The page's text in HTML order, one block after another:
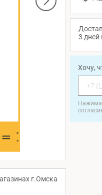
3 дней
Хочу,
г.Омска